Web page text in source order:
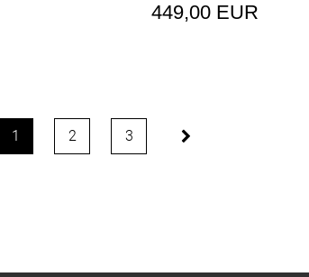
449,00 EUR
1 2 3